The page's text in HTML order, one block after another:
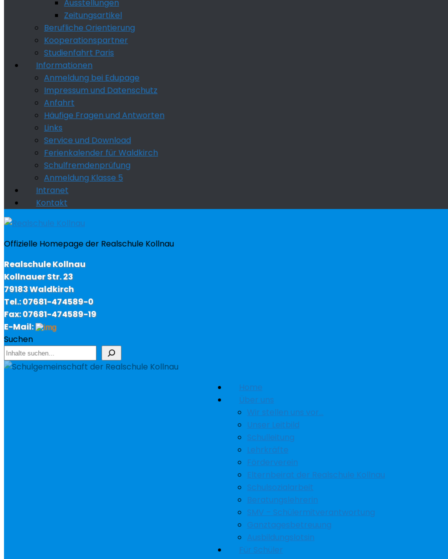
Ausstellungen
Zeitungsartikel
Berufliche Orientierung
Kooperationspartner
Studienfahrt Paris
Informationen
Anmeldung bei Edupage
Impressum und Datenschutz
Anfahrt
Häufige Fragen und Antworten
Links
Service und Download
Ferienkalender für Waldkirch
Schulfremdenprüfung
Anmeldung Klasse 5
Intranet
Kontakt
Offizielle Homepage der Realschule Kollnau
Realschule Kollnau
Kollnauer Str. 23
79183 Waldkirch
Tel.: 07681-474589-0
Fax: 07681-474589-19
E-Mail:
Suchen
Home
Über uns
Wir stellen uns vor…
Unser Leitbild
Schulleitung
Lehrkräfte
Förderverein
Elternbeirat der Realschule Kollnau
Schulsozialarbeit
Beratungslehrerin
SMV – Schülermitverantwortung
Ganztagesbetreuung
Ausbildungslotsin
Für Schüler